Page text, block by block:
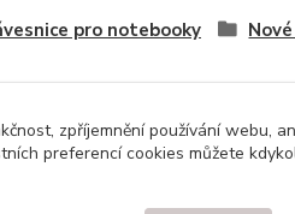
pro notebooky
zpříjemnění používání webu,
preferencí cookies můžete